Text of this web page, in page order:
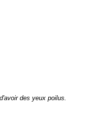
des yeux poilus.